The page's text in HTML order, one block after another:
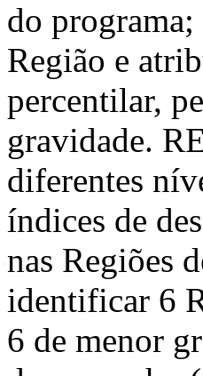
do
Região e
percentilar,
gravidade.
diferentes
índices de
nas Regiões
identificar 6
6 de menor